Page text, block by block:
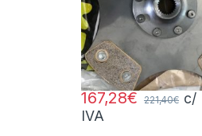
167,28€ 221,40€ c/
IVA